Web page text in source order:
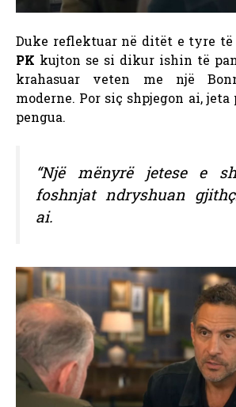
Duke reflektuar në ditët e tyre
PK kujton se si dikur ishin të
krahasuar veten me një
moderne. Por siç shpjegon ai,
pengua.
“Një mënyrë jetese e
foshnjat ndryshuan
ai.